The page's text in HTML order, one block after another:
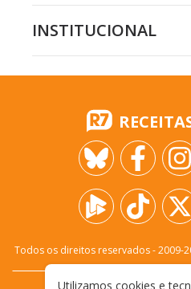
INSTITUCIONAL
Todos os direitos reservados - 2009-
Utilizamos cookies e